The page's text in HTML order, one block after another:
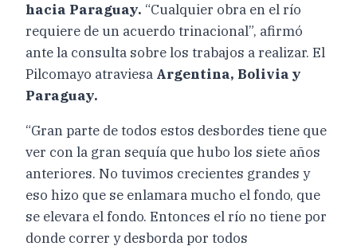
hacia Paraguay. “Cualquier obra en el río
requiere de un acuerdo trinacional”, afirmó
ante la consulta sobre los trabajos a realizar. El
Pilcomayo atraviesa Argentina, Bolivia y
Paraguay.
“Gran parte de todos estos desbordes tiene que
ver con la gran sequía que hubo los siete años
anteriores. No tuvimos crecientes grandes y
eso hizo que se enlamara mucho el fondo, que
se elevara el fondo. Entonces el río no tiene por
donde correr y desborda por todos